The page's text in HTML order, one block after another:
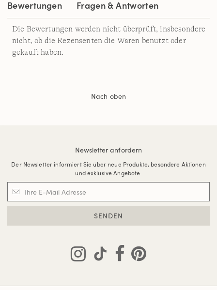
Bewertungen Fragen & Antworten
Die Bewertungen werden nicht überprüft, insbesondere
nicht, ob die Rezensenten die Waren benutzt oder
gekauft haben.
Nach oben
Newsletter anfordern
Der Newsletter informiert Sie über neue Produkte, besondere Aktionen
und exklusive Angebote.
SENDEN